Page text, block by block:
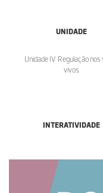
UNIDADE
Unidade IV: Regulação nos
vivos
INTERATIVIDADE